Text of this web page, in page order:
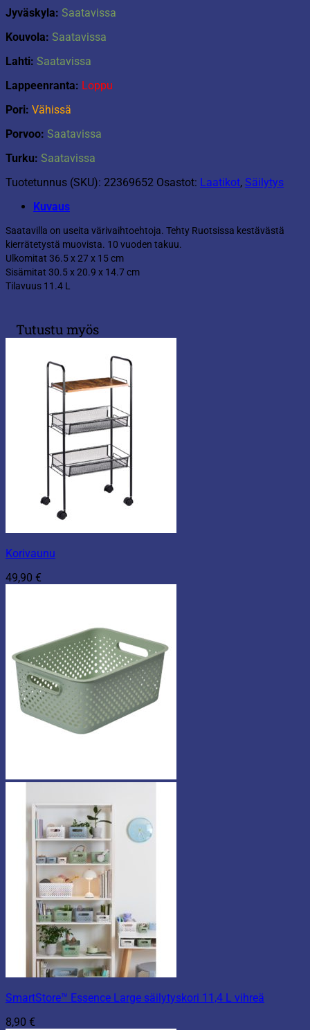
Jyväskyla: Saatavissa
Kouvola: Saatavissa
Lahti: Saatavissa
Lappeenranta: Loppu
Pori: Vähissä
Porvoo: Saatavissa
Turku: Saatavissa
Tuotetunnus (SKU): 22369652 Osastot: Laatikot, Säilytys
Kuvaus
Saatavilla on useita värivaihtoehtoja. Tehty Ruotsissa kestävästä
kierrätetystä muovista. 10 vuoden takuu.
Ulkomitat 36.5 x 27 x 15 cm
Sisämitat 30.5 x 20.9 x 14.7 cm
Tilavuus 11.4 L
Tutustu myös
Korivaunu
49,90 €
SmartStore™ Essence Large säilytyskori 11,4 L vihreä
8,90 €